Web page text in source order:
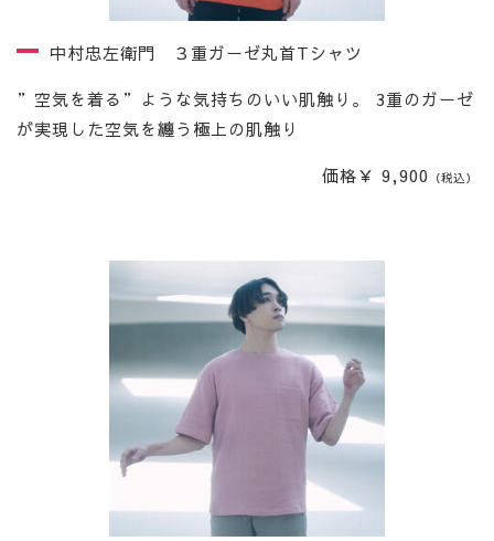
中村忠左衛門 ３重ガーゼ丸首Tシャツ
”空気を着る”ような気持ちのいい肌触り。 3重のガーゼ
が実現した空気を纏う極上の肌触り
価格￥ 9,900 （税込）